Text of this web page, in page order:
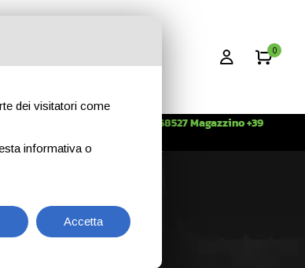
0
Info +39 3396268527 Magazzino +39
dei visitatori come
informativa o
Accetta